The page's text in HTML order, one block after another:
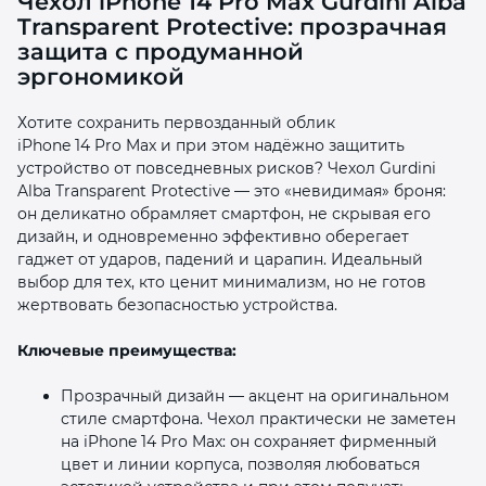
Transparent Protective: прозрачная
защита с продуманной
эргономикой
Хотите сохранить первозданный облик
iPhone 14 Pro Max и при этом надёжно защитить
устройство от повседневных рисков? Чехол Gurdini
Alba Transparent Protective — это «невидимая» броня:
он деликатно обрамляет смартфон, не скрывая его
дизайн, и одновременно эффективно оберегает
гаджет от ударов, падений и царапин. Идеальный
выбор для тех, кто ценит минимализм, но не готов
жертвовать безопасностью устройства.
Ключевые преимущества:
Прозрачный дизайн — акцент на оригинальном
стиле смартфона. Чехол практически не заметен
на iPhone 14 Pro Max: он сохраняет фирменный
цвет и линии корпуса, позволяя любоваться
раз в 2 недели